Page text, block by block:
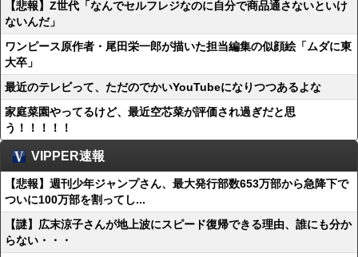
【悲報】Z世代「なんでセルフレジなのに自分で商品通さないといけ
ないんだ」
ワンピース原作者・尾田栄一郎が描いた担当編集の似顔絵「ムダに東
大卒」
最近のテレビって、ただのでかいYouTubeになりつつあるよな
家庭菜園やってるけど、最近空芯菜が評価され過ぎだと思
う！！！！！
VIPPER速報
【悲報】週刊少年ジャンプさん、最大発行部数653万部から急降下で
ついに100万部を割ってし...
【謎】広末涼子さんが地上波にスピード復帰できる理由、誰にも分か
らない・・・